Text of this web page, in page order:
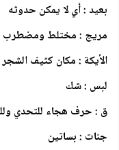
بعيد : أي لا يمكن حدوثه
مريج : مختلط ومضطرب
الأيكة : مكان كثيف الشجر
لبس : شك
ق : حرف هجاء للتحدي
جنات : بساتين